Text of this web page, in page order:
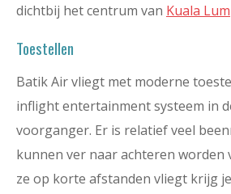
dichtbij het centrum van Kuala
Toestellen
Batik Air vliegt met moderne
inflight entertainment systeem in
voorganger. Er is relatief veel
kunnen ver naar achteren worden
ze op korte afstanden vliegt krijg